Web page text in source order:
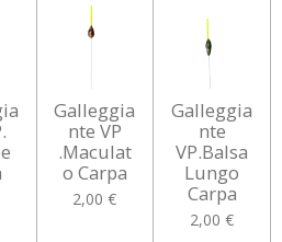
Galleggia
nte VP
.Maculat
o Carpa
2,00 €
Galleggia
nte
VP.Balsa
Lungo
Carpa
2,00 €